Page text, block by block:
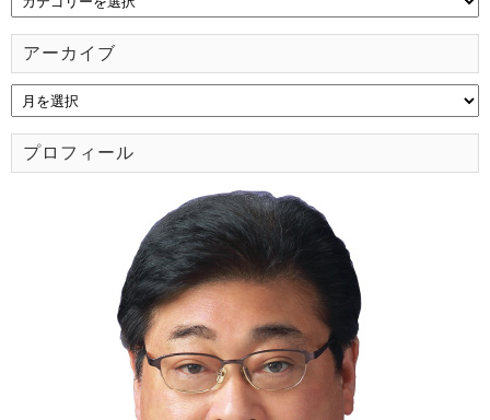
アーカイブ
プロフィール